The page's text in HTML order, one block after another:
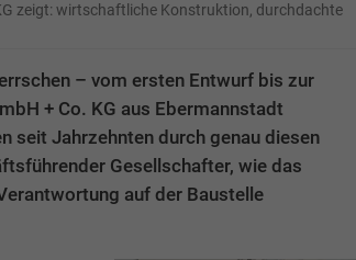
zeigt: wirtschaftliche Konstruktion, durchdachte
– vom ersten Entwurf bis zur
+ Co. KG aus Ebermannstadt
seit Jahrzehnten durch genau diesen
Gesellschafter, wie das
auf der Baustelle